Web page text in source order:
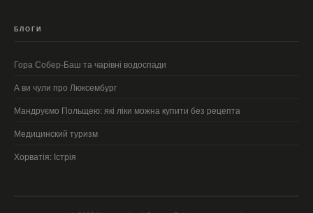
БЛОГИ
Гора Собер-Баш та чарівні водоспади
А ви чули про Люксембург
Мандруємо Польщею: які ліки можна купити без рецепта
Медицинский туризм
Хорватія: Істрія